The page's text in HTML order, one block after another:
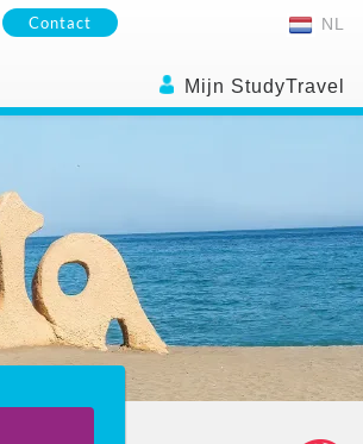
Contact NL
Mijn StudyTravel